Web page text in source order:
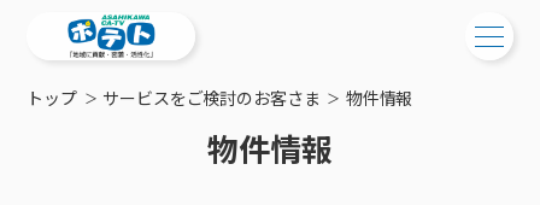
トップ サービスをご検討のお客さま 物件情報
物件情報